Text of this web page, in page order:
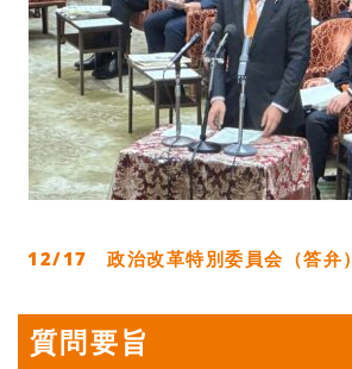
12/17 政治改革特別委員会（答弁）
質問要旨